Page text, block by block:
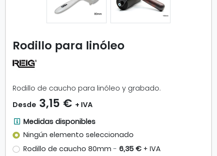
Rodillo para linóleo
Rodillo de caucho para linóleo y grabado.
Desde 3,15 € + IVA
M
e
Medidas disponibles
Ningún elemento seleccionado
Rodillo de caucho 80mm - 6,35 € + IVA